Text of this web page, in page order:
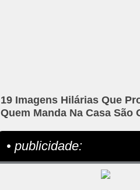
19 Imagens Hilárias Que
Quem Manda Na Casa São
• publicidade: